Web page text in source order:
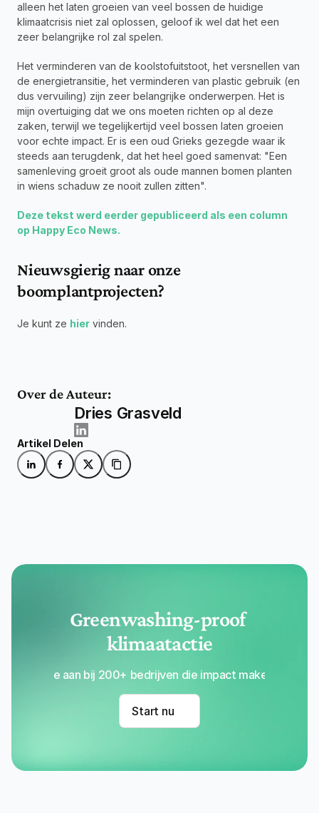
alleen het laten groeien van veel bossen de huidige
klimaatcrisis niet zal oplossen, geloof ik wel dat het een
zeer belangrijke rol zal spelen.
Het verminderen van de koolstofuitstoot, het versnellen van
de energietransitie, het verminderen van plastic gebruik (en
dus vervuiling) zijn zeer belangrijke onderwerpen. Het is
mijn overtuiging dat we ons moeten richten op al deze
zaken, terwijl we tegelijkertijd veel bossen laten groeien
voor echte impact. Er is een oud Grieks gezegde waar ik
steeds aan terugdenk, dat het heel goed samenvat: "Een
samenleving groeit groot als oude mannen bomen planten
in wiens schaduw ze nooit zullen zitten".
Deze tekst werd eerder gepubliceerd als een column
op Happy Eco News.
Nieuwsgierig naar onze
boomplantprojecten?
Je kunt ze hier vinden.
Over de Auteur:
Dries Grasveld
Artikel Delen
Greenwashing-proof
klimaatactie
Sluit je aan bij 200+ bedrijven die impact maken met
Start nu